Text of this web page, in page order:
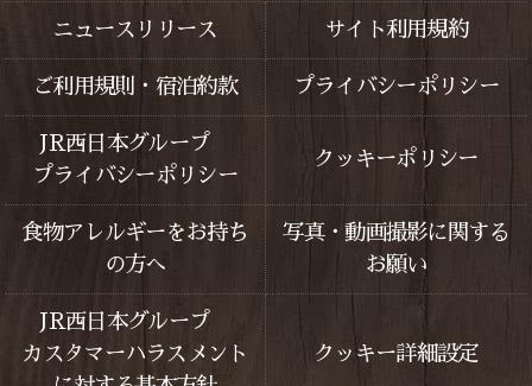
ニュースリリース サイト利用規約
ご利用規則・宿泊約款 プライバシーポリシー
JR西日本グループ
プライバシーポリシー
クッキーポリシー
食物アレルギーをお持ち
の方へ
写真・動画撮影に関する
お願い
JR西日本グループ
カスタマーハラスメント
クッキー詳細設定